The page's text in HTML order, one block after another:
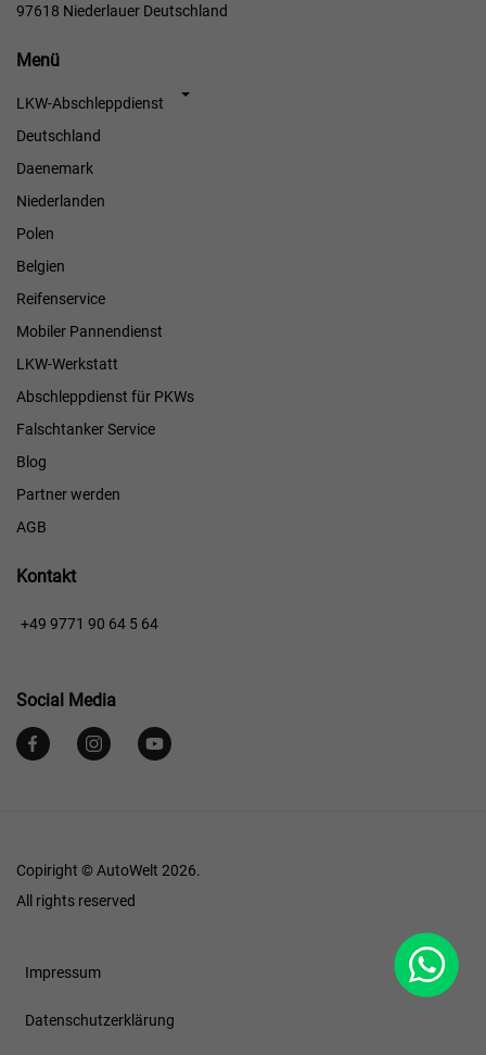
97618 Niederlauer Deutschland
Menü
Menü
LKW-Abschleppdienst
Deutschland
Daenemark
Niederlanden
Polen
Belgien
Reifenservice
Mobiler Pannendienst
LKW-Werkstatt
Abschleppdienst für PKWs
Falschtanker Service
Blog
Partner werden
AGB
Kontakt
+49 9771 90 64 5 64
Social Media
Copiright © AutoWelt 2026.
All rights reserved
WhatsApp
Footer
Impressum
Datenschutzerklärung